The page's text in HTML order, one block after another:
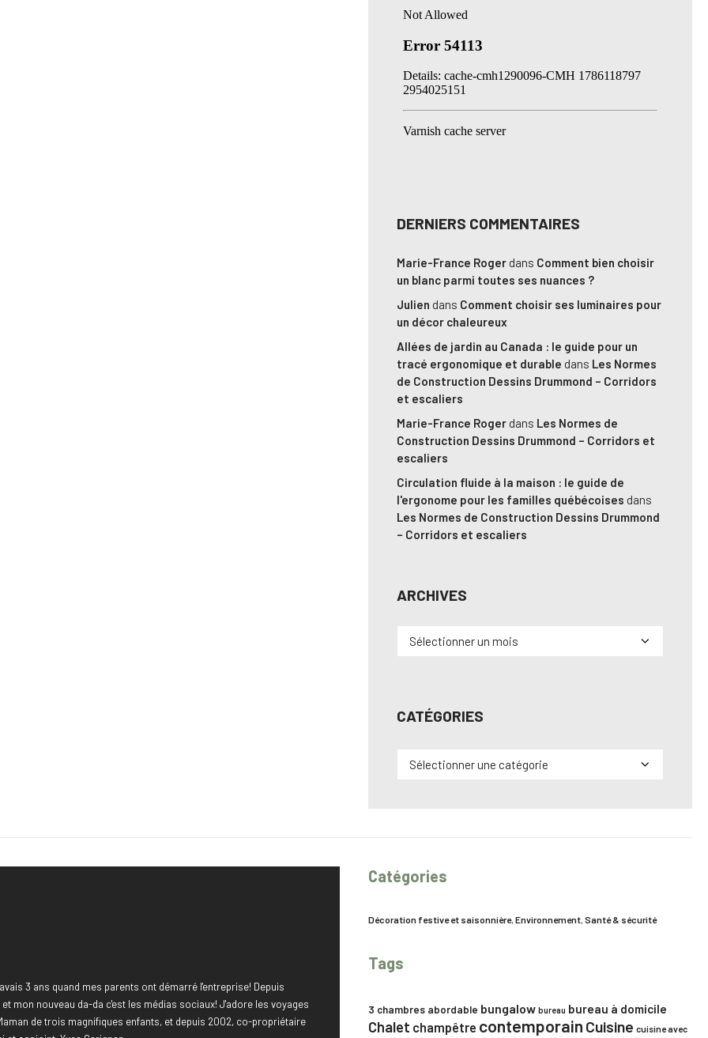
DERNIERS COMMENTAIRES
Marie-France Roger dans Comment bien choisir
un blanc parmi toutes ses nuances ?
Julien dans Comment choisir ses luminaires pour
un décor chaleureux
Allées de jardin au Canada : le guide pour un
tracé ergonomique et durable dans Les Normes
de Construction Dessins Drummond – Corridors
et escaliers
Marie-France Roger dans Les Normes de
Construction Dessins Drummond – Corridors et
escaliers
Circulation fluide à la maison : le guide de
l'ergonome pour les familles québécoises dans
Les Normes de Construction Dessins Drummond
– Corridors et escaliers
ARCHIVES
Archives
CATÉGORIES
Catégories
3 ans quand mes parents ont démarré l'entreprise! Depuis
mon nouveau da-da c'est les médias sociaux! J'adore les voyages
de trois magnifiques enfants, et depuis 2002, co-propriétaire
Catégories
Décoration festive et saisonnière, Environnement, Santé & sécurité
Tags
3 chambres abordable bungalow bureau bureau à domicile
Chalet champêtre contemporain Cuisine cuisine avec